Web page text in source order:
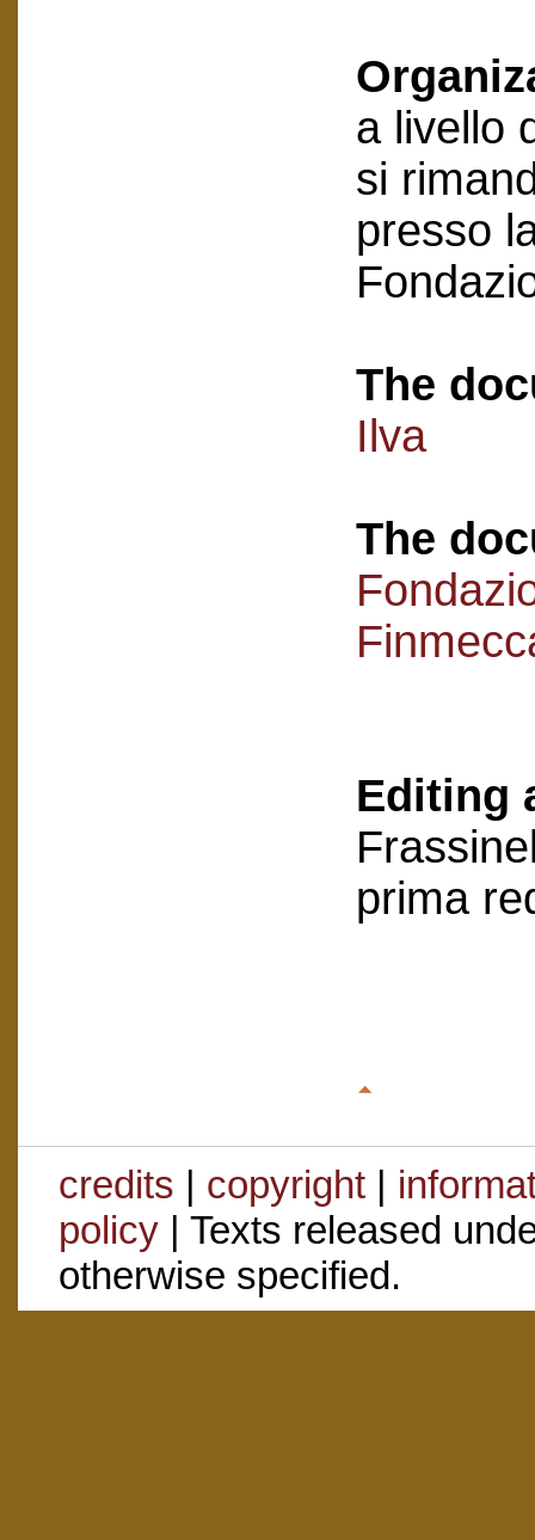
a livello
si
presso
The
Ilva
The
Editing
prima
credits | copyright|
policy| Texts released
otherwise specified.